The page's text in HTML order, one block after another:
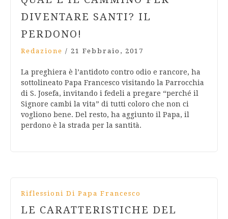
DIVENTARE SANTI? IL
PERDONO!
Redazione / 21 Febbraio, 2017
La preghiera è l’antidoto contro odio e rancore, ha
sottolineato Papa Francesco visitando la Parrocchia
di S. Josefa, invitando i fedeli a pregare “perché il
Signore cambi la vita” di tutti coloro che non ci
vogliono bene. Del resto, ha aggiunto il Papa, il
perdono è la strada per la santità.
Riflessioni Di Papa Francesco
LE CARATTERISTICHE DEL